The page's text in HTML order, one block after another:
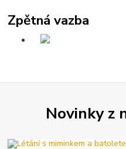
Zpětná vazba
Novinky z